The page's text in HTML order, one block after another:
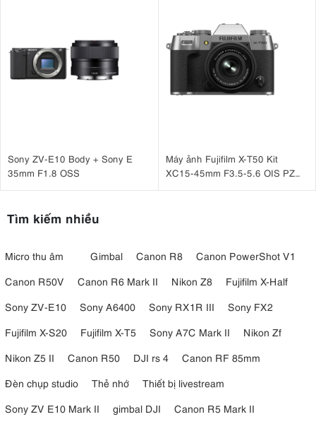
Sony ZV-E10 Body + Sony E
35mm F1.8 OSS
Máy ảnh Fujifilm X-T50 Kit
XC15-45mm F3.5-5.6 OIS PZ
Tìm kiếm nhiều
Micro thu âm Gimbal Canon R8
Canon PowerShot V1
Canon R50V
Canon R6 Mark II Nikon Z8
Fujifilm X-Half
Sony ZV-E10
Sony A6400 Sony RX1R III
Sony FX2
Fujifilm X-S20
Fujifilm X-T5 Sony A7C Mark II
Nikon Zf
Nikon Z5 II
Canon R50 DJI rs 4
Canon RF 85mm
Đèn chụp studio
Thẻ nhớ
Thiết bị livestream
Sony ZV E10 Mark II
gimbal DJI
Canon R5 Mark II